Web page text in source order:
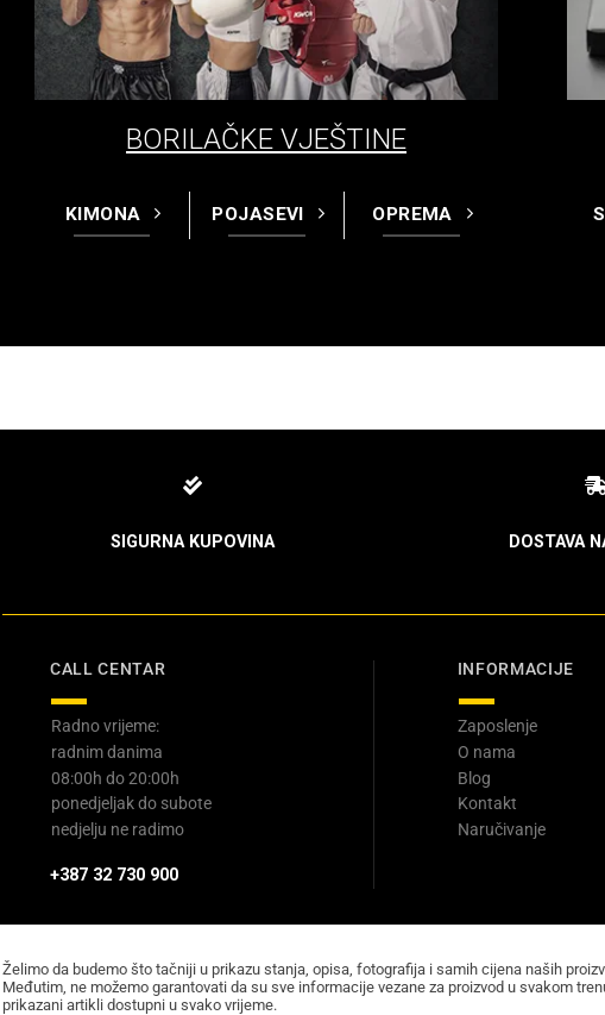
BORILAČKE VJEŠTINE
KIMONA POJASEVI OPREMA
SIGURNA KUPOVINA DOSTAVA
CALL CENTAR
Radno vrijeme:
radnim danima
08:00h do 20:00h
ponedjeljak do subote
nedjelju ne radimo
+387 32 730 900
INFORMACIJE
Zaposlenje
O nama
Blog
Kontakt
Naručivanje
Želimo da budemo što tačniji u prikazu stanja, opisa, fotografija i samih cijena naših
Međutim, ne možemo garantovati da su sve informacije vezane za proizvod u svakom
prikazani artikli dostupni u svako vrijeme.